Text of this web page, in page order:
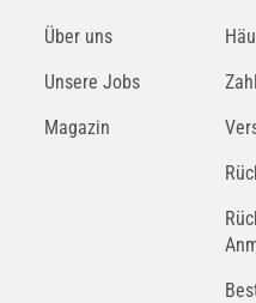
Über uns
Unsere Jobs
Magazin